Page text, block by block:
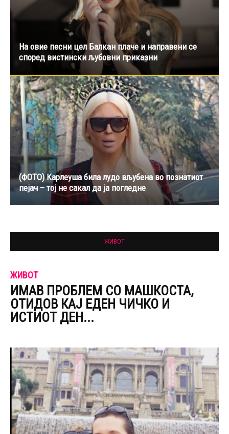
На овие песни цел Балкан плаче и направени се
според вистински љубовни приказни
(ФОТО) Карлеуша била лудо вљубена во познатиот
пејач – тој не сакал да ја погледне
ЖИВОТ
ЖИВОТ
ИМАВ ПРОБЛЕМ СО МАШКОСТА,
ОТИДОВ КАЈ ЕДЕН ЧИЧКО И
ИСТИОТ ДЕН...